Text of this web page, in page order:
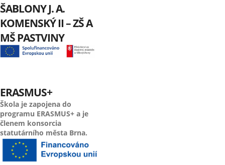
ŠABLONY J. A.
KOMENSKÝ II – ZŠ A
MŠ PASTVINY
ERASMUS+
Škola je zapojena do
programu ERASMUS+ a je
členem konsorcia
statutárního města Brna.